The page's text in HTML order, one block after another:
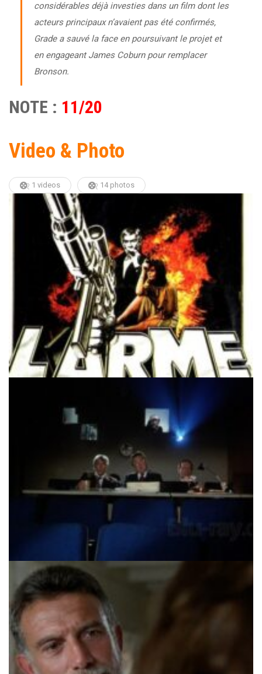
considérables déjà investies dans un film dont les
acteurs principaux n’avaient pas été confirmés,
Grade a sauvé la face en poursuivant le projet et
en engageant James Coburn pour remplacer
Bronson.
NOTE : 11/20
Video & Photo
1 videos 14 photos